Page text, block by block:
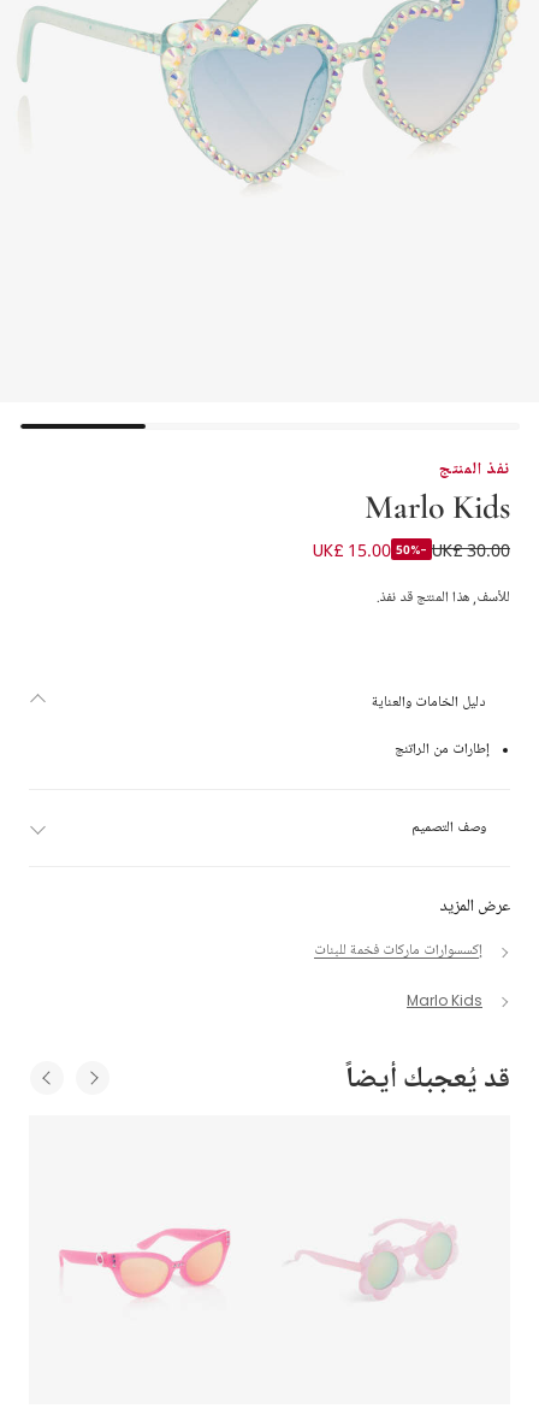
نفذ المنتج
Marlo Kids
نظارات شمسية مزينة بالكريستال لون أزرق للبنات
UK£ 30.00
-50%
UK£ 15.00
للأسف, هذا المنتج قد نفذ.
عرض المزيد
إكسسوارات ماركات فخمة للبنات
Marlo Kids
دليل الخامات والعناية
إطارات من الراتنج
وصف التصميم
قد يُعجبك أيضاً